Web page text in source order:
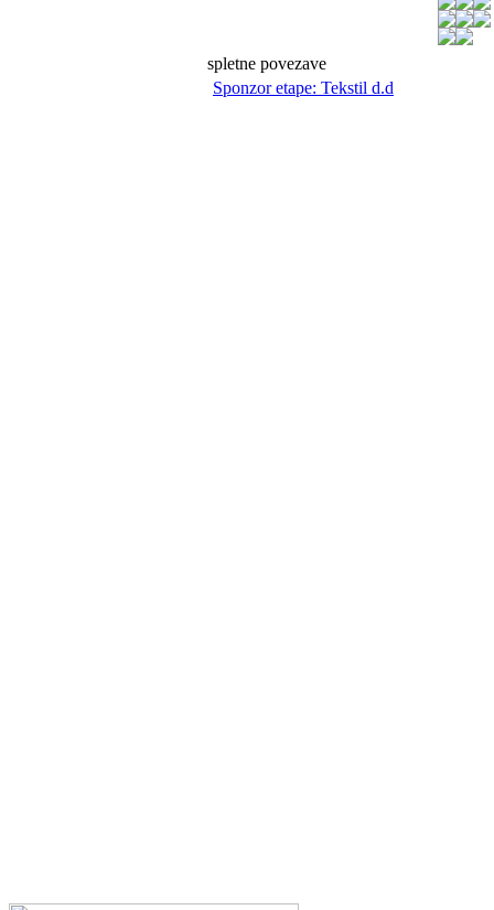
spletne povezave
Sponzor etape: Tekstil d.d